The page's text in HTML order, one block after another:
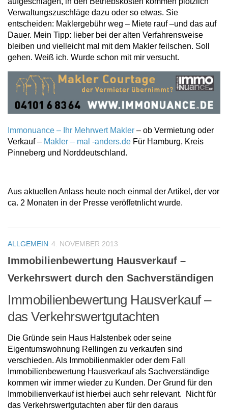
Verwaltungszuschläge dazu oder so etwas. Sie
entscheiden: Maklergebühr weg – Miete rauf –und das auf
Dauer. Mein Tipp: lieber bei der alten Verfahrensweise
bleiben und vielleicht mal mit dem Makler feilschen. Soll
gehen. Weiß ich. Wurde schon mit mir versucht.
Immonuance – Ihr Mehrwert Makler – ob Vermietung oder
Verkauf – Makler – mal -anders.de Für Hamburg, Kreis
Pinneberg und Norddeutschland.
Aus aktuellen Anlass heute noch einmal der Artikel, der vor
ca. 2 Monaten in der Presse veröffetnlicht wurde.
ALLGEMEIN 4. NOVEMBER 2013
Immobilienbewertung Hausverkauf –
Verkehrswert durch den Sachverständigen
Immobilienbewertung Hausverkauf –
das Verkehrswertgutachten
Die Gründe sein Haus Halstenbek oder seine
Eigentumswohnung Rellingen zu verkaufen sind
verschieden. Als Immobilienmakler oder dem Fall
Immobilienbewertung Hausverkauf als Sachverständige
kommen wir immer wieder zu Kunden. Der Grund für den
Immobilienverkauf ist hierbei auch sehr relevant. Nicht für
das Verkehrswertgutachten aber für den daraus